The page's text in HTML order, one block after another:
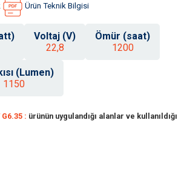
Ürün Teknik Bilgisi
Voltaj (V)
22,8
Ömür (saat)
1200
(Lumen)
1150
: ürünün uygulandığı alanlar ve kullanıldığı